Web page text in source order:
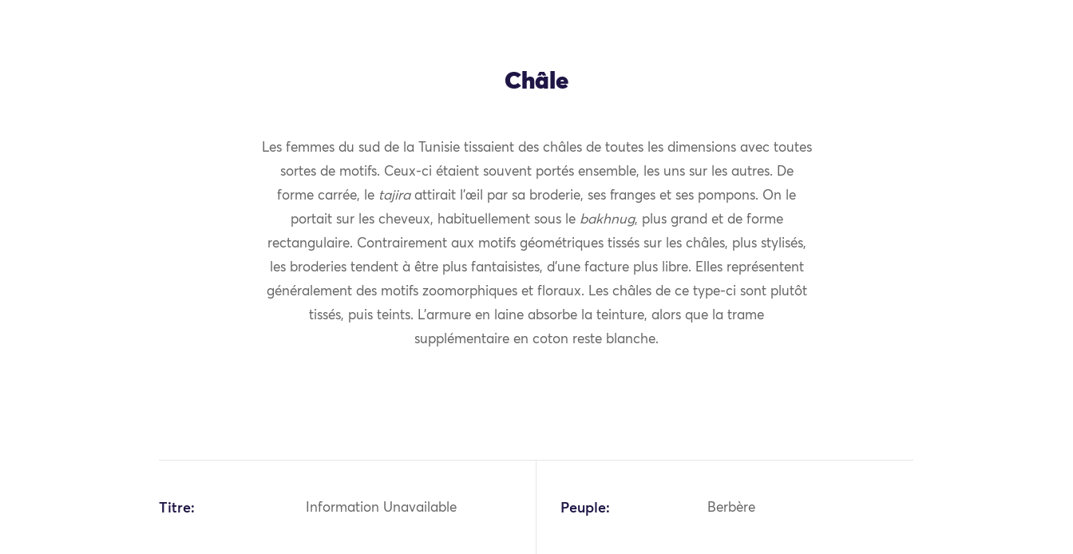
Châle
Les femmes du sud de la Tunisie tissaient des châles de toutes les dimensions avec toutes
sortes de motifs. Ceux-ci étaient souvent portés ensemble, les uns sur les autres. De
forme carrée, le tajiraattirait l’œil par sa broderie, ses franges et ses pompons. On le
portait sur les cheveux, habituellement sous le bakhnug, plus grand et de forme
rectangulaire. Contrairement aux motifs géométriques tissés sur les châles, plus stylisés,
les broderies tendent à être plus fantaisistes, d’une facture plus libre. Elles représentent
généralement des motifs zoomorphiques et floraux. Les châles de ce type-ci sont plutôt
tissés, puis teints. L’armure en laine absorbe la teinture, alors que la trame
supplémentaire en coton reste blanche.
Titre: Information Unavailable Peuple: Berbère